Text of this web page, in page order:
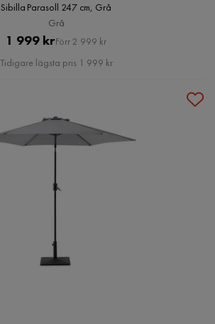
Sibilla Parasoll 247 cm, Grå
Grå
Pris
1 999 krOriginal
Pris
Förr 2 999 kr
Tidigare lägsta pris 1 999 kr